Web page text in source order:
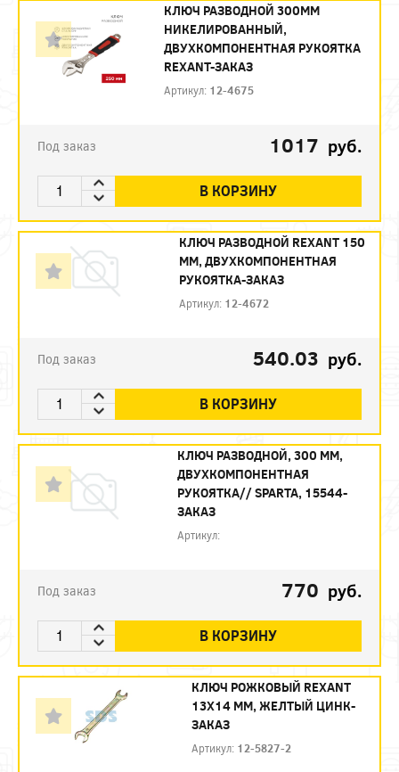
КЛЮЧ РАЗВОДНОЙ 300ММ
НИКЕЛИРОВАННЫЙ,
ДВУХКОМПОНЕНТНАЯ РУКОЯТКА
REXANT-ЗАКАЗ
Артикул: 12-4675
Под заказ 1017 руб.
В КОРЗИНУ
КЛЮЧ РАЗВОДНОЙ REXANT 150
ММ, ДВУХКОМПОНЕНТНАЯ
РУКОЯТКА-ЗАКАЗ
Артикул: 12-4672
Под заказ 540.03 руб.
В КОРЗИНУ
КЛЮЧ РАЗВОДНОЙ, 300 ММ,
ДВУХКОМПОНЕНТНАЯ
РУКОЯТКА// SPARTA, 15544-
ЗАКАЗ
Артикул:
Под заказ 770 руб.
В КОРЗИНУ
КЛЮЧ РОЖКОВЫЙ REXANT
13Х14 ММ, ЖЕЛТЫЙ ЦИНК-
ЗАКАЗ
Артикул: 12-5827-2